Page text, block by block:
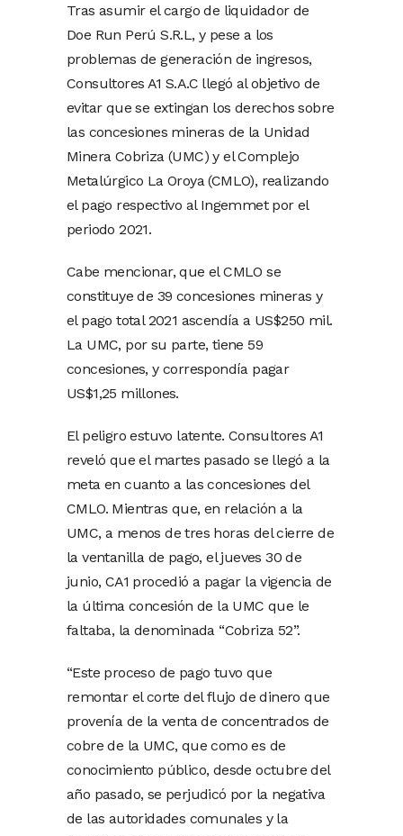
Tras asumir el cargo de liquidador de
Doe Run Perú S.R.L, y pese a los
problemas de generación de ingresos,
Consultores A1 S.A.C llegó al objetivo de
evitar que se extingan los derechos sobre
las concesiones mineras de la Unidad
Minera Cobriza (UMC) y el Complejo
Metalúrgico La Oroya (CMLO), realizando
el pago respectivo al Ingemmet por el
periodo 2021.
Cabe mencionar, que el CMLO se
constituye de 39 concesiones mineras y
el pago total 2021 ascendía a US$250 mil.
La UMC, por su parte, tiene 59
concesiones, y correspondía pagar
US$1,25 millones.
El peligro estuvo latente. Consultores A1
reveló que el martes pasado se llegó a la
meta en cuanto a las concesiones del
CMLO. Mientras que, en relación a la
UMC, a menos de tres horas del cierre de
la ventanilla de pago, el jueves 30 de
junio, CA1 procedió a pagar la vigencia de
la última concesión de la UMC que le
faltaba, la denominada “Cobriza 52”.
“Este proceso de pago tuvo que
remontar el corte del flujo de dinero que
provenía de la venta de concentrados de
cobre de la UMC, que como es de
conocimiento público, desde octubre del
año pasado, se perjudicó por la negativa
de las autoridades comunales y la